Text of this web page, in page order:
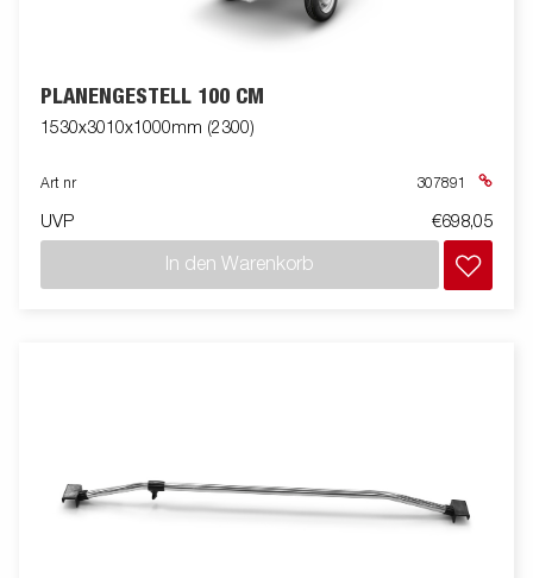
PLANENGESTELL 100 CM
1530x3010x1000mm (2300)
Art nr 307891
UVP €698,05
In den Warenkorb